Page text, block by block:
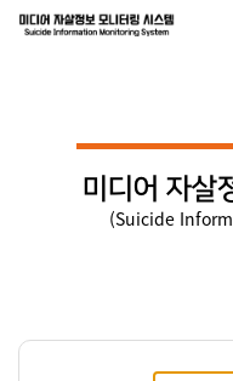
미디어 자살
(Suicide